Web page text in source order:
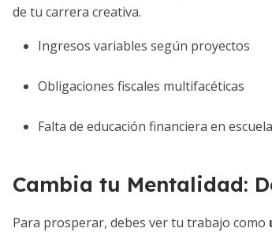
de tu carrera creativa.
Ingresos variables según proyectos
Obligaciones fiscales multifacéticas
Falta de educación financiera en
Cambia tu Mentalidad:
Para prosperar, debes ver tu trabajo como